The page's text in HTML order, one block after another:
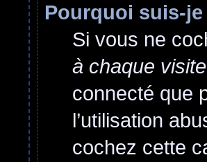
Pourquoi suis-
Si vous ne
à chaque visite
connecté que
l’utilisation
cochez cette